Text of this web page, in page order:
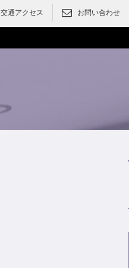
交通アクセス お問い合わせ